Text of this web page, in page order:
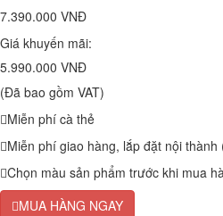
7.390.000 VNĐ
Giá khuyến mãi:
5.990.000 VNĐ
(Đã bao gồm VAT)
Miễn phí cà thẻ
Miễn phí giao hàng, lắp đặt nội thành
Chọn màu sản phẩm trước khi mua
MUA HÀNG NGAY